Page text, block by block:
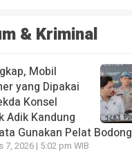
& Kriminal
Mobil
yang Dipakai
Konsel
Adik Kandung
Gunakan Pelat Bodong
7, 2026 | 5:02 pm WIB